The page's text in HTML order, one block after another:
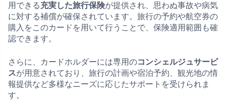
用できる充実した旅行保険が提供され、思わぬ事故や病気
に対する補償が確保されています。旅行の予約や航空券の
購入をこのカードを用いて行うことで、保険適用範囲も確
認できます。
さらに、カードホルダーには専用のコンシェルジュサービ
スが用意されており、旅行の計画や宿泊予約、観光地の情
報提供など多様なニーズに応じたサポートを受けられま
す。